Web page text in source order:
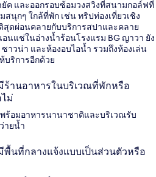
ยัค และออกรอบซ้อมวงสวิงที่สนามกอล์ฟที่
สนุกๆ ใกล้ที่พัก เช่น ทริปท่องเที่ยวเชิง
ดผ่อนคลายกับบริการสปาและคลาย
นแช่ในอ่างน้ำร้อนโรงแรม BG ญาวา ยัง
าวน่า และห้องอบไอน้ำ รวมถึงห้องเล่น
บริการอีกด้วย
ร้านอาหารในบริเวณที่พักหรือ
ม่
ร้อมอาหารนานาชาติและบริเวณรับ
ายน้ำ
พื้นที่กลางแจ้งแบบเป็นส่วนตัวหรือ